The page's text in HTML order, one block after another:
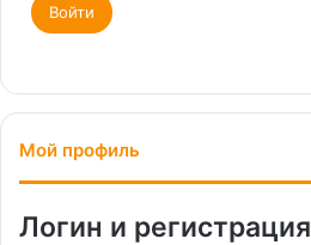
Войти
Мой профиль
Логин и регистрация